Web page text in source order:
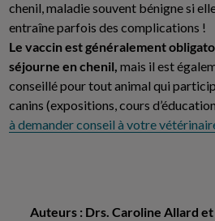
chenil, maladie souvent bénigne si
entraîne parfois des complications !
Le vaccin est généralement
séjourne en chenil, mais il est
conseillé pour tout animal qui
canins (expositions, cours
à demander conseil à votre
Auteurs : Drs. Caroline Allard